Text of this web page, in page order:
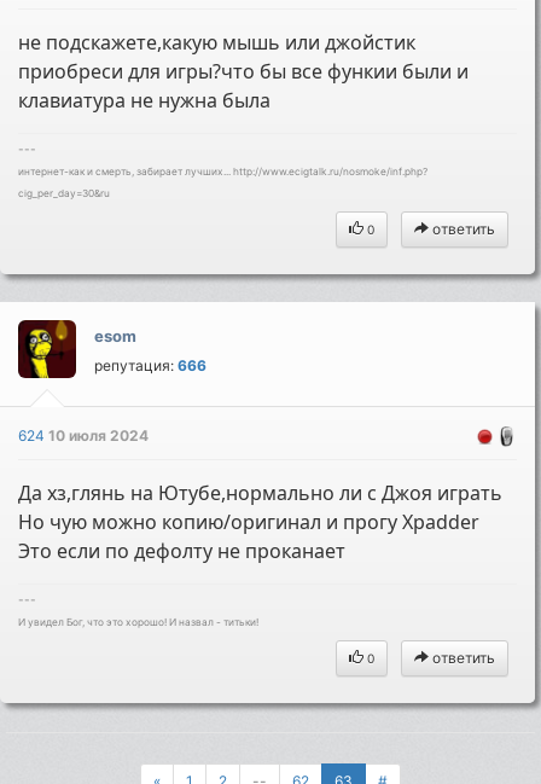
не подскажете,какую мышь или джойстик
приобреси для игры?что бы все функии были и
клавиатура не нужна была
---
интернет-как и смерть, забирает лучших... http://www.ecigtalk.ru/nosmoke/inf.php?
cig_per_day=30&ru
0 ответить
esom
репутация:666
62410 июля 2024
Да хз,глянь на Ютубе,нормально ли с Джоя играть
Но чую можно копию/оригинал и прогу Xpadder
Это если по дефолту не проканает
---
И увидел Бог, что это хорошо! И назвал - титьки!
0 ответить